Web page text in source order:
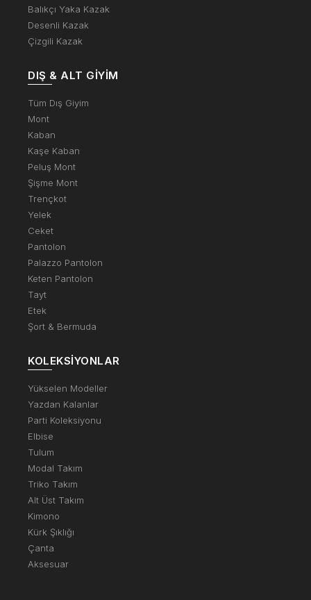
Balıkçı Yaka Kazak
Desenli Kazak
Çizgili Kazak
DIŞ & ALT GIYIM
Tüm Dış Giyim
Mont
Kaban
Kaşe Kaban
Peluş Mont
Şişme Mont
Trençkot
Yelek
Ceket
Pantolon
Palazzo Pantolon
Keten Pantolon
Tayt
Etek
Şort & Bermuda
KOLEKSIYONLAR
Yükselen Modeller
Yazdan Kalanlar
Parti Koleksiyonu
Elbise
Tulum
Modal Takım
Triko Takım
Alt Üst Takım
Kimono
Kürk Şıklığı
Çanta
Aksesuar